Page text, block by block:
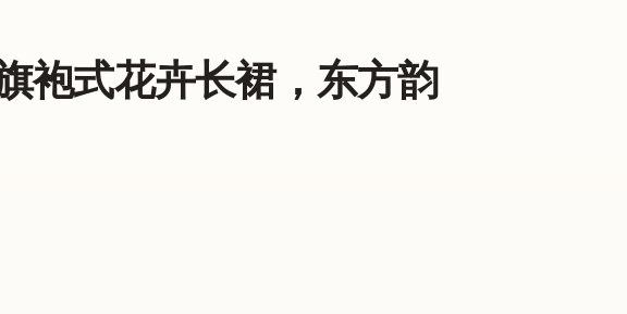
袍式花卉长裙，东方韵